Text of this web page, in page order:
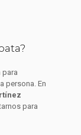
para
persona. En
para